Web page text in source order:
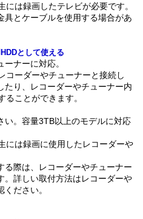
は録画したテレビが必要です。
とケーブルを使用する場合があ
として使える
ナーに対応。
コーダーやチューナーと接続し
たり、レコーダーやチューナー内
ことができます。
。容量3TB以上のモデルに対応
は録画に使用したレコーダーや
際は、レコーダーやチューナー
。詳しい取付方法はレコーダーや
ださい。